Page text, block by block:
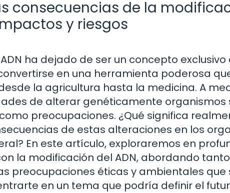
consecuencias de la
y riesgos
ha dejado de ser un concepto
en una herramienta poderosa
la agricultura hasta la medicina. A
de alterar genéticamente
preocupaciones. ¿Qué significa
de estas alteraciones en los
En este artículo, exploraremos en
la modificación del ADN, abordando
preocupaciones éticas y ambientales que
en un tema que podría definir el